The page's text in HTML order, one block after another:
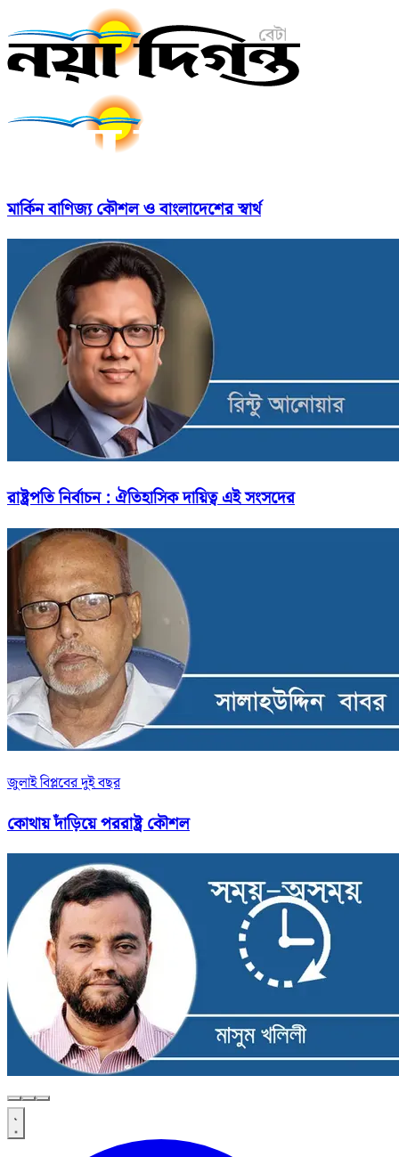
মার্কিন বাণিজ্য কৌশল ও বাংলাদেশের স্বার্থ
রাষ্ট্রপতি নির্বাচন : ঐতিহাসিক দায়িত্ব এই সংসদের
জুলাই বিপ্লবের দুই বছর
কোথায় দাঁড়িয়ে পররাষ্ট্র কৌশল